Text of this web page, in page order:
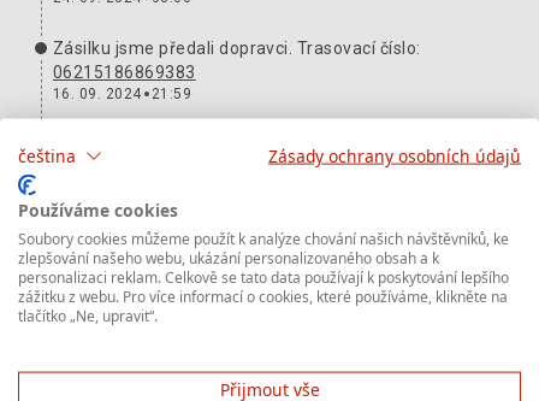
Zásilku jsme předali dopravci. Trasovací číslo:
06215186869383
16. 09. 2024 21:59
Zásilku jsme v pořádku přijali do přepravy. DEPO
Bratislava, Bernolákovo, Ampérova
Zásilka dostala trasovací číslo: 06215186869383a brzy
ji předáme dopravci.
16. 09. 2024 14:28
čeština Zásady ochrany osobních údajů
Používáme cookies
Soubory cookies můžeme použít k analýze chování našich návštěvníků, ke
zlepšování našeho webu, ukázání personalizovaného obsah a k
personalizaci reklam. Celkově se tato data používají k poskytování lepšího
zážitku z webu. Pro více informací o cookies, které používáme, klikněte na
tlačítko „Ne, upravit“.
Přijmout vše